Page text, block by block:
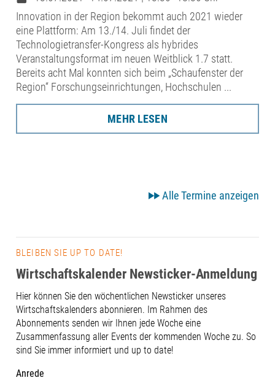
Innovation in der Region bekommt auch 2021 wieder
eine Plattform: Am 13./14. Juli findet der
Technologietransfer-Kongress als hybrides
Veranstaltungsformat im neuen Weitblick 1.7 statt.
Bereits acht Mal konnten sich beim „Schaufenster der
Region“ Forschungseinrichtungen, Hochschulen ...
MEHR LESEN
Alle Termine anzeigen
BLEIBEN SIE UP TO DATE!
Wirtschaftskalender Newsticker-Anmeldung
Hier können Sie den wöchentlichen Newsticker unseres
Wirtschaftskalenders abonnieren. Im Rahmen des
Abonnements senden wir Ihnen jede Woche eine
Zusammenfassung aller Events der kommenden Woche zu. So
sind Sie immer informiert und up to date!
Anrede